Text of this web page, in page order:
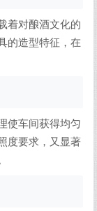
着对酿酒文化的
的造型特征，在
使车间获得均匀
度要求，又显著